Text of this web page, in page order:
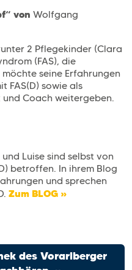
von Wolfgang
2 Pflegekinder (Clara
(FAS), die
seine Erfahrungen
FAS(D) sowie als
Coach weitergeben.
Luise sind selbst von
betroffen. In ihrem Blog
und sprechen
Zum BLOG »
des Vorarlberger